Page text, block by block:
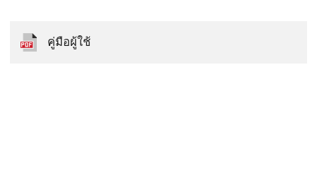
คู่มือผู้ใช้